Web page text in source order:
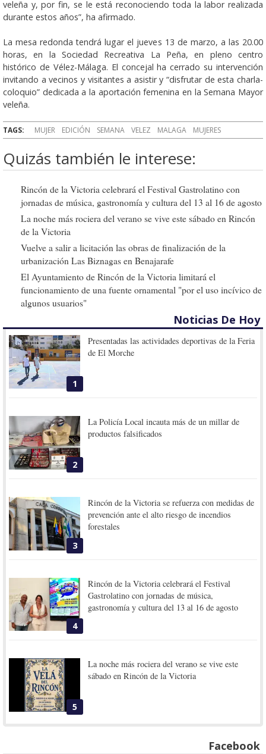
veleña y, por fin, se le está reconociendo toda la labor realizada
durante estos años”, ha afirmado.
La mesa redonda tendrá lugar el jueves 13 de marzo, a las 20.00
horas, en la Sociedad Recreativa La Peña, en pleno centro
histórico de Vélez-Málaga. El concejal ha cerrado su intervención
invitando a vecinos y visitantes a asistir y “disfrutar de esta charla-
coloquio” dedicada a la aportación femenina en la Semana Mayor
veleña.
TAGS: MUJER EDICIÓN SEMANA VELEZ MALAGA MUJERES
Quizás también le interese:
Rincón de la Victoria celebrará el Festival Gastrolatino con
jornadas de música, gastronomía y cultura del 13 al 16 de agosto
La noche más rociera del verano se vive este sábado en Rincón
de la Victoria
Vuelve a salir a licitación las obras de finalización de la
urbanización Las Biznagas en Benajarafe
El Ayuntamiento de Rincón de la Victoria limitará el
funcionamiento de una fuente ornamental "por el uso incívico de
algunos usuarios"
Noticias De Hoy
1
Presentadas las actividades deportivas de la Feria
de El Morche
2
La Policía Local incauta más de un millar de
productos falsificados
3
Rincón de la Victoria se refuerza con medidas de
prevención ante el alto riesgo de incendios
forestales
4
Rincón de la Victoria celebrará el Festival
Gastrolatino con jornadas de música,
gastronomía y cultura del 13 al 16 de agosto
5
La noche más rociera del verano se vive este
sábado en Rincón de la Victoria
Facebook